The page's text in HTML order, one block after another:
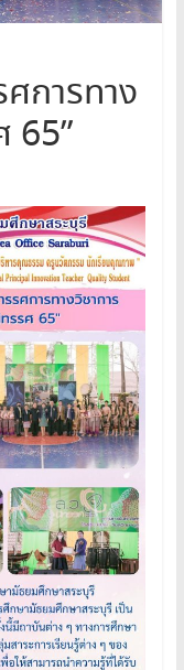
การทาง
65”